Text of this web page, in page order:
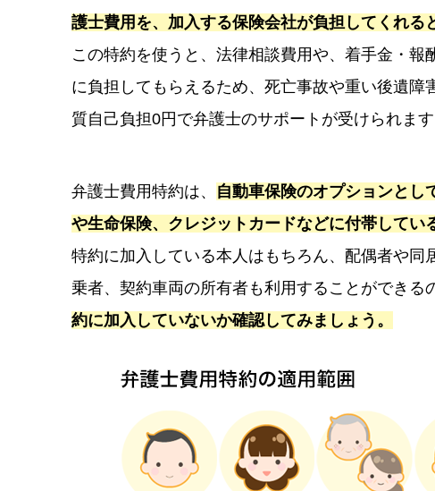
護士費用を、加入する保険会社が負担してくれる
この特約を使うと、法律相談費用や、着手金・
に負担してもらえるため、死亡事故や重い後遺
質自己負担0円で弁護士のサポートが受けられます
弁護士費用特約は、 自動車保険のオプションとし
や生命保険、クレジットカードなどに付帯してい
特約に加入している本人はもちろん、配偶者や同
乗者、契約車両の所有者も利用することができる
約に加入していないか確認してみましょう。